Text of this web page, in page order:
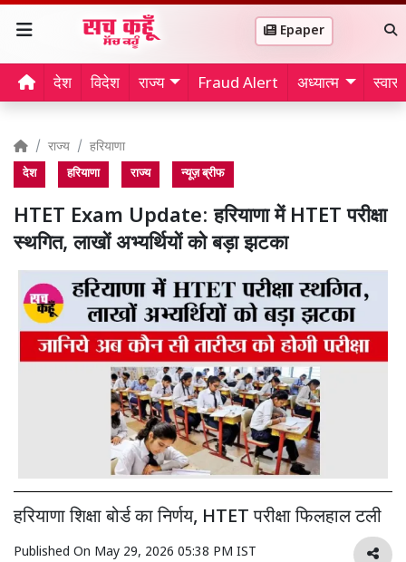
Epaper
देश विदेश राज्य Fraud Alert अध्यात्म
राज्य हरियाणा
देश हरियाणा राज्य न्यूज़ ब्रीफ
HTET Exam Update: हरियाणा में HTET परीक्षा
स्थगित, लाखों अभ्यर्थियों को बड़ा झटका
हरियाणा शिक्षा बोर्ड का निर्णय, HTET परीक्षा फिलहाल टली
Published On May 29, 2026 05:38 PM IST